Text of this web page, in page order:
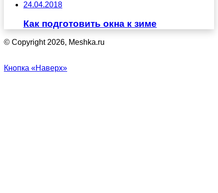
24.04.2018
Как подготовить окна к зиме
© Copyright 2026, Meshka.ru
Кнопка «Наверх»